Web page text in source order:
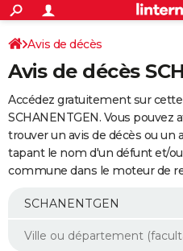
ACTUALITÉS
Politique
Société
Faits Divers
Education
Monde
Villes
+
SPORT
Coupe du monde 2026
Football
Tennis
Cyclisme
Rugby
Forum
Programme TV
TNT
Streaming
Cinéma
Sorties cinéma
Musique
+
FINANCE
Retraite
Epargne
Immobilier
Risques naturels par ville
Assurance
AUTO
Essais
Réserver un essai
Citadines
Berlines
SUV
Forum auto
+
Mobiles
Meilleur smartphone
Internet
Ordinateurs
Jeux vidéo
Guide high-tech
Aménagement intérieur
Avis de décès
Avis de décès
Accédez gratuitement sur
SCHANENTGEN. Vous pouvez
trouver un avis de décès ou un
tapant le nom d'un défunt et/
commune dans le moteur de